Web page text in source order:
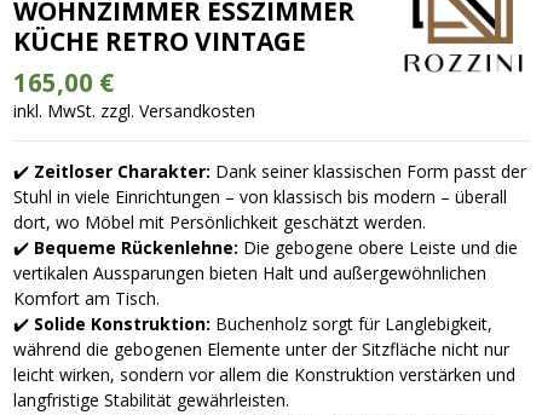
WOHNZIMMER ESSZIMMER
KÜCHE RETRO VINTAGE
165,00 €
inkl. MwSt. zzgl. Versandkosten
✔️ Zeitloser Charakter: Dank seiner klassischen Form passt der
Stuhl in viele Einrichtungen – von klassisch bis modern – überall
dort, wo Möbel mit Persönlichkeit geschätzt werden.
✔️Bequeme Rückenlehne: Die gebogene obere Leiste und die
vertikalen Aussparungen bieten Halt und außergewöhnlichen
Komfort am Tisch.
✔️ Solide Konstruktion: Buchenholz sorgt für Langlebigkeit,
während die gebogenen Elemente unter der Sitzfläche nicht nur
leicht wirken, sondern vor allem die Konstruktion verstärken und
langfristige Stabilität gewährleisten.